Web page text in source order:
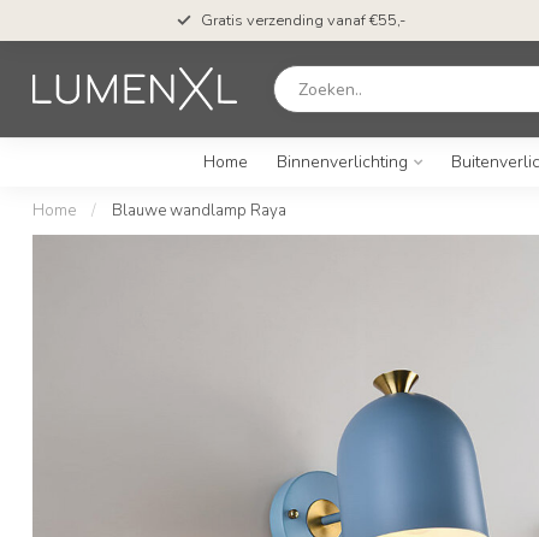
Gratis verzending vanaf €55,-
Home Binnenverlichting
Home / Blauwe wandlamp Raya